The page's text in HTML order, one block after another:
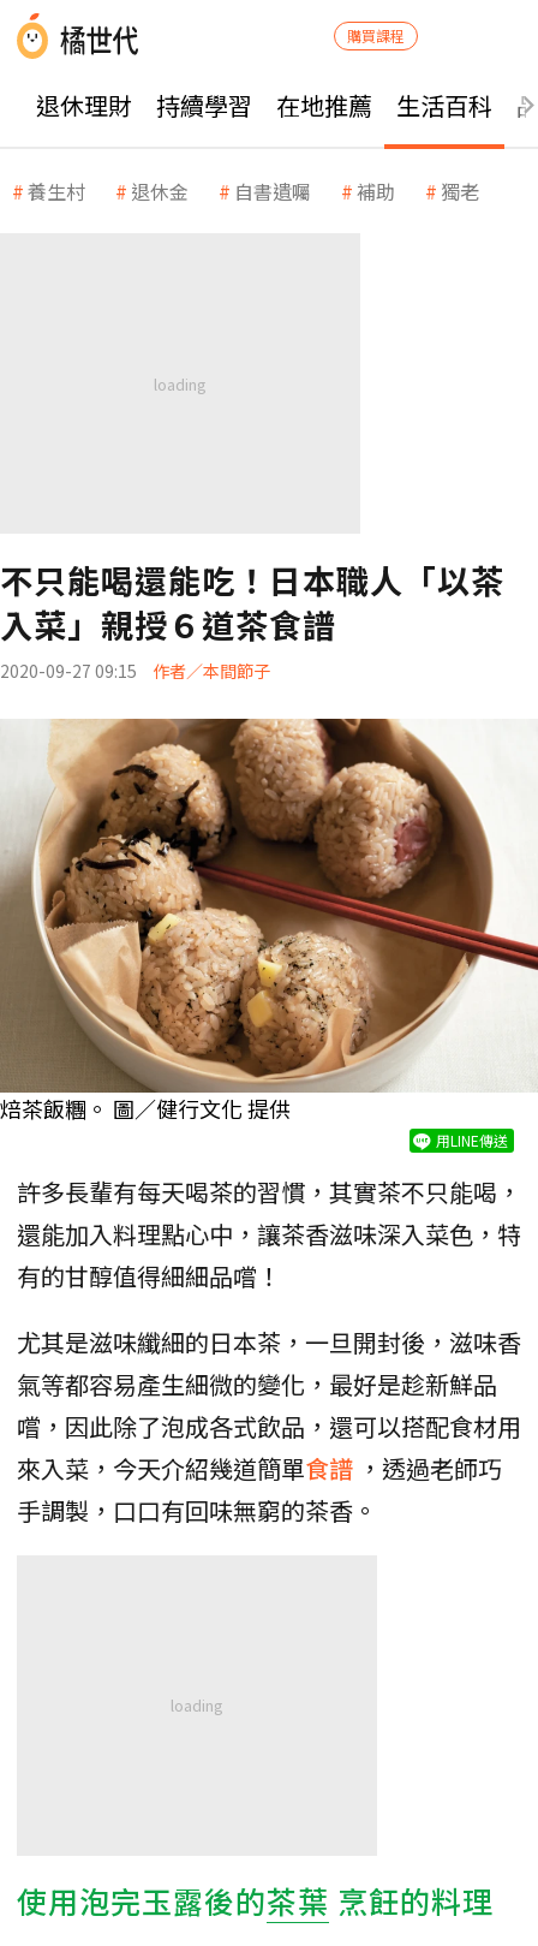
購買課程
退休理財 持續學習 在地推薦 生活百科
養生村 退休金 自書遺囑 補助 獨老
不只能喝還能吃！日本職人「以茶
入菜」親授６道茶食譜
2020-09-27 09:15 作者／本間節子
焙茶飯糰。 圖／健行文化 提供
用LINE傳送
許多長輩有每天喝茶的習慣，其實茶不只能喝，
還能加入料理點心中，讓茶香滋味深入菜色，特
有的甘醇值得細細品嚐！
尤其是滋味纖細的日本茶，一旦開封後，滋味香
氣等都容易產生細微的變化，最好是趁新鮮品
嚐，因此除了泡成各式飲品，還可以搭配食材用
來入菜，今天介紹幾道簡單食譜 ，透過老師巧
手調製，口口有回味無窮的茶香。
使用泡完玉露後的茶葉 烹飪的料理